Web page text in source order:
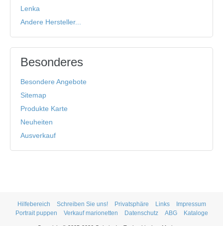
Lenka
Andere Hersteller...
Besonderes
Besondere Angebote
Sitemap
Produkte Karte
Neuheiten
Ausverkauf
Hilfebereich Schreiben Sie uns! Privatsphäre Links
Impressum
Portrait puppen
Verkauf marionetten Datenschutz ABG Kataloge